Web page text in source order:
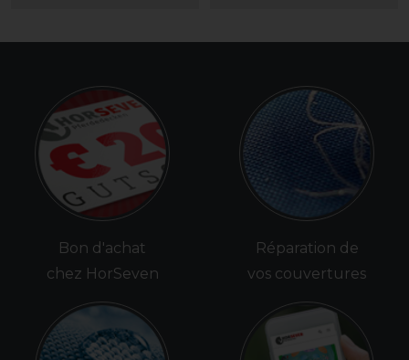
Bon d'achat
chez HorSeven
Réparation de
vos couvertures